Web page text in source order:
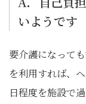
いようです
要介護になって
を利用すれば、
日程度を施設で